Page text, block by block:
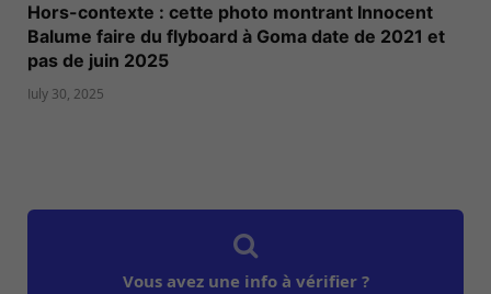
Hors-contexte : cette photo montrant Innocent
Balume faire du flyboard à Goma date de 2021 et
pas de juin 2025
July 30, 2025
Vous avez une info à vérifier ?